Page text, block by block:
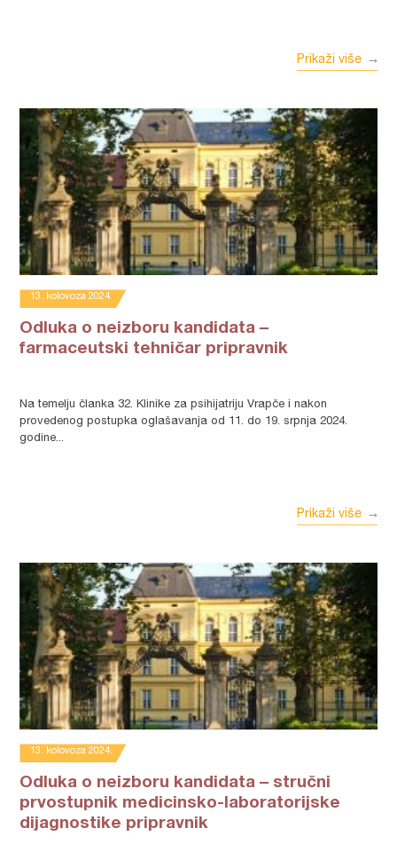
Prikaži više
13. kolovoza 2024.
Odluka o neizboru kandidata –
farmaceutski tehničar pripravnik
Na temelju članka 32. Klinike za psihijatriju Vrapče i nakon
provedenog postupka oglašavanja od 11. do 19. srpnja 2024.
godine...
Prikaži više
13. kolovoza 2024.
Odluka o neizboru kandidata – stručni
prvostupnik medicinsko-laboratorijske
dijagnostike pripravnik